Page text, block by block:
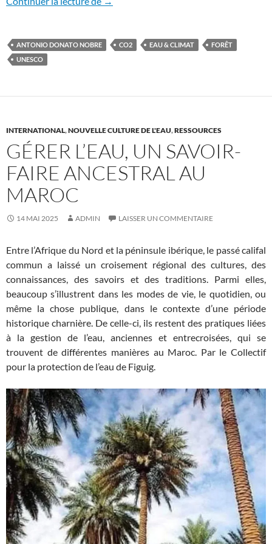
ANTONIO DONATO NOBRE CO2 EAU & CLIMAT
FORÊT
UNESCO
INTERNATIONAL,NOUVELLE CULTURE DE L'EAU,RESSOURCES
GÉRER L’EAU, UN SAVOIR-
FAIRE ANCESTRAL AU
MAROC
14 MAI 2025 ADMIN LAISSER UN COMMENTAIRE
Entre l’Afrique du Nord et la péninsule ibérique, le passé califal
commun a laissé un croisement régional des cultures, des
connaissances, des savoirs et des traditions. Parmi elles,
beaucoup s’illustrent dans les modes de vie, le quotidien, ou
même la chose publique, dans le contexte d’une période
historique charnière. De celle-ci, ils restent des pratiques liées
à la gestion de l’eau, anciennes et entrecroisées, qui se
trouvent de différentes manières au Maroc. Par le Collectif
pour la protection de l’eau de Figuig.